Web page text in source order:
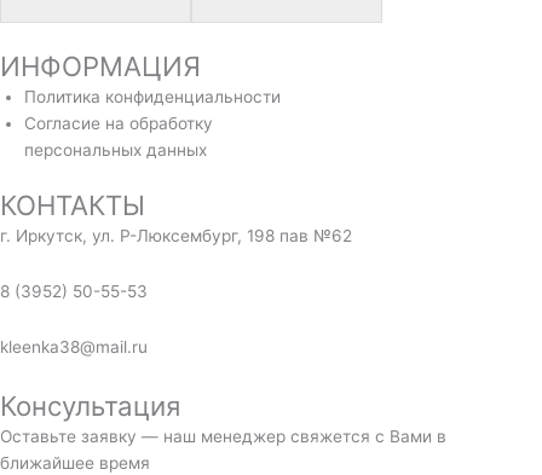
ИНФОРМАЦИЯ
Политика конфиденциальности
Согласие на обработку
персональных данных
КОНТАКТЫ
г. Иркутск, ул. Р-Люксембург, 198 пав №62
8 (3952) 50-55-53
kleenka38@mail.ru
Консультация
Оставьте заявку — наш менеджер свяжется с Вами в
ближайшее время